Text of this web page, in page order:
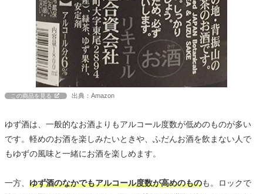
この商品を見る 出典：Amazon
ゆず酒は、一般的なお酒よりもアルコール度数が低めのものが多い
です。軽めのお酒を楽しみたいときや、ふだんお酒を飲まない人で
もゆずの風味と一緒にお酒を楽しめます。
一方、 ゆず酒のなかでもアルコール度数が高めのものも。ロックで